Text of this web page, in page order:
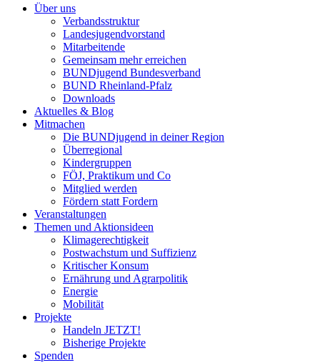
Über uns
Verbandsstruktur
Landesjugendvorstand
Mitarbeitende
Gemeinsam mehr erreichen
BUNDjugend Bundesverband
BUND Rheinland-Pfalz
Downloads
Aktuelles & Blog
Mitmachen
Die BUNDjugend in deiner Region
Überregional
Kindergruppen
FÖJ, Praktikum und Co
Mitglied werden
Fördern statt Fordern
Veranstaltungen
Themen und Aktionsideen
Klimagerechtigkeit
Postwachstum und Suffizienz
Kritischer Konsum
Ernährung und Agrarpolitik
Energie
Mobilität
Projekte
Handeln JETZT!
Bisherige Projekte
Spenden